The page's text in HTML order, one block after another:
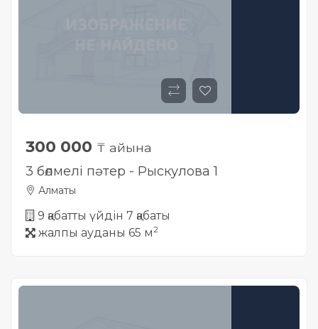
300 000 ₸ айына
3 бөлмелі пәтер - Рыскулова 1
Алматы
9 қабатты үйдін 7 қабаты
жалпы ауданы 65 м2